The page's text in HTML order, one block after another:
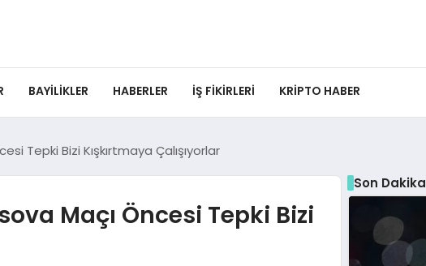
BAYILIKLER HABERLER İŞ FIKIRLERI KRIPTO HABER
Tepki Bizi Kışkırtmaya Çalışıyorlar
Maçı Öncesi Tepki Bizi
Son Dakika